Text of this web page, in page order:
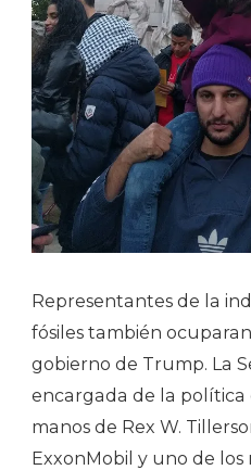
Representantes de la
fósiles también
gobierno de Trump. La
encargada de la política
manos de Rex W.
ExxonMobil y uno de